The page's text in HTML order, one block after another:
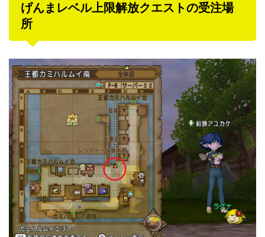
げんまレベル上限解放クエストの受注場
所